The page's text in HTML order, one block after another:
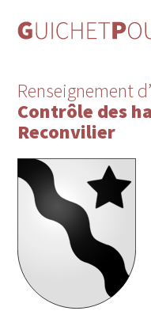
Renseignement
Contrôle des
Reconvilier